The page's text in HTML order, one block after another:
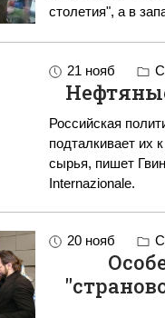
столетия", а в
21 нояб
Российская
подталкивает их
сырья, пишет
Internazionale.
20 нояб